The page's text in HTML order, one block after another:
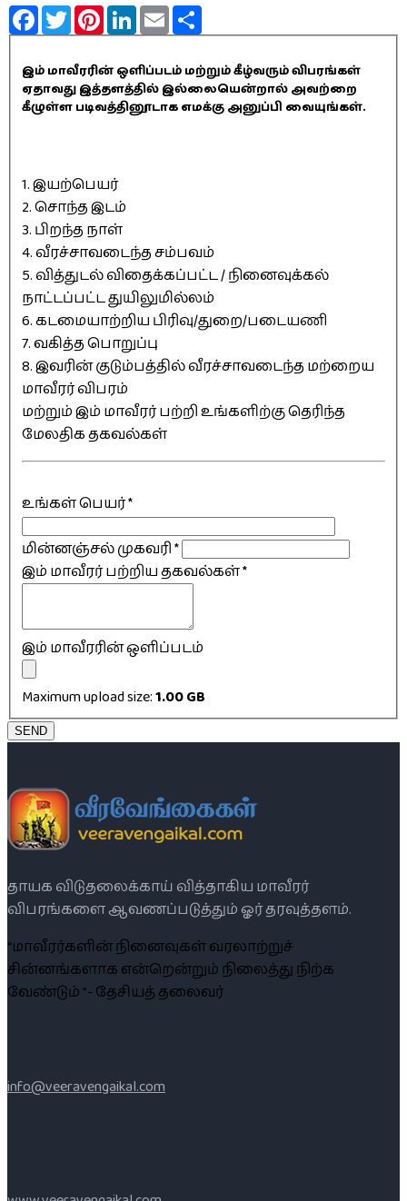
FacebookTwitterPinterestLinkedInEmail
இம் மாவீரரின் ஒளிப்படம் மற்றும் கீழ்வரும் விபரங்கள்
ஏதாவது இத்தளத்தில் இல்லையென்றால் அவற்றை
கீழுள்ள படிவத்தினூடாக எமக்கு அனுப்பி வையுங்கள்.
1. இயற்பெயர்
2. சொந்த இடம்
3. பிறந்த நாள்
4. வீரச்சாவடைந்த சம்பவம்
5. வித்துடல் விதைக்கப்பட்ட / நினைவுக்கல்
நாட்டப்பட்ட துயிலுமில்லம்
6. கடமையாற்றிய பிரிவு/துறை/படையணி
7. வகித்த பொறுப்பு
8. இவரின் குடும்பத்தில் வீரச்சாவடைந்த மற்றைய
மாவீரர் விபரம்
மற்றும் இம் மாவீரர் பற்றி உங்களிற்கு தெரிந்த
மேலதிக தகவல்கள்
உங்கள் பெயர்*
மின்னஞ்சல் முகவரி*
இம் மாவீரர் பற்றிய தகவல்கள்*
இம் மாவீரரின் ஒளிப்படம்
Maximum upload size:1.00 GB
SEND
தாயக விடுதலைக்காய் வித்தாகிய மாவீரர்
விபரங்களை ஆவணப்படுத்தும் ஓர் தரவுத்தளம்.
“மாவீரர்களின் நினைவுகள் வரலாற்றுச்
சின்னங்களாக என்றென்றும் நிலைத்து நிற்க
வேண்டும் ”- தேசியத் தலைவர்
info@veeravengaikal.com